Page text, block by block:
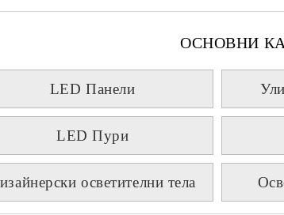
ОСНОВНИ
LED Панели
LED Пури
осветителни тела